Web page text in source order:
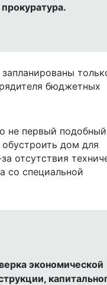
бюджетных
не первый подобный
дом для
отсутствия
со специальной
экономической